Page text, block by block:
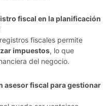
fiscal en la planificación
fiscales permite
impuestos, lo que
del negocio.
asesor fiscal para gestionar